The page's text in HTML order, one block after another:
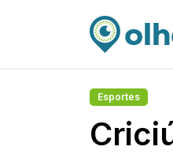
Esportes